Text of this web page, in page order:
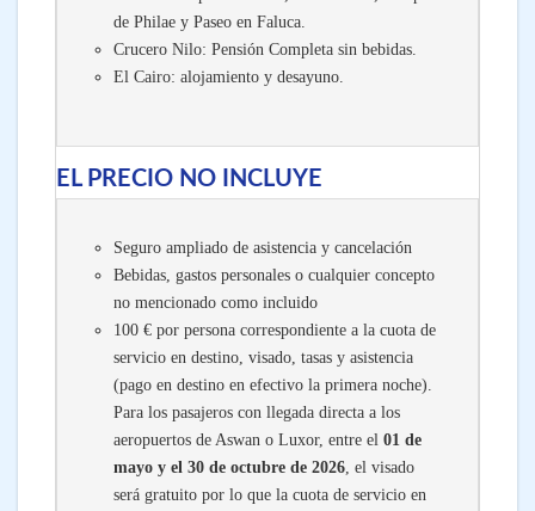
de Philae y Paseo en Faluca.
Crucero Nilo: Pensión Completa sin bebidas.
El Cairo: alojamiento y desayuno.
EL PRECIO NO INCLUYE
Seguro ampliado de asistencia y cancelación
Bebidas, gastos personales o cualquier concepto
no mencionado como incluido
100 € por persona correspondiente a la cuota de
servicio en destino, visado, tasas y asistencia
(pago en destino en efectivo la primera noche).
Para los pasajeros con llegada directa a los
aeropuertos de Aswan o Luxor, entre el 01 de
mayo y el 30 de octubre de 2026, el visado
será gratuito por lo que la cuota de servicio en